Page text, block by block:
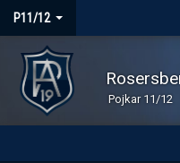
P11/12
Pojkar 11/12